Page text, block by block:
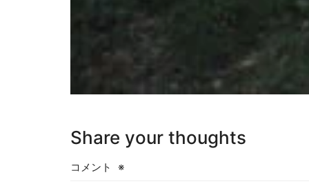
Share your thoughts
コメント ※